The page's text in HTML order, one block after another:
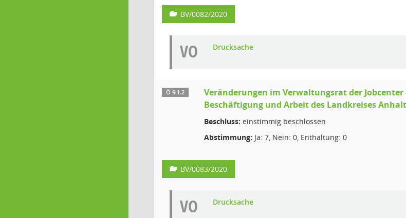
BV/0082/2020
VO Drucksache
Ö 9.1.2
Veränderungen im Verwaltungsrat der
Beschäftigung und Arbeit des Landkreises
Beschluss: einstimmig beschlossen
Abstimmung: Ja: 7, Nein: 0, Enthaltung: 0
BV/0083/2020
VO Drucksache